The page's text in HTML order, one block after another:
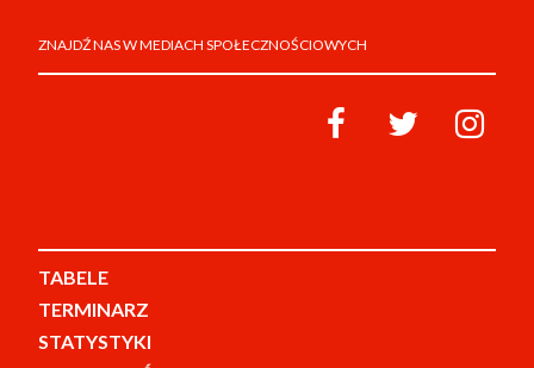
ZNAJDŹ NAS W MEDIACH SPOŁECZNOŚCIOWYCH
TABELE
TERMINARZ
STATYSTYKI